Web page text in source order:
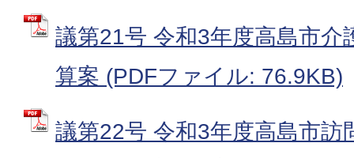
議第21号 令和3年度高島市介
算案 (PDFファイル: 76.9KB)
議第22号 令和3年度高島市